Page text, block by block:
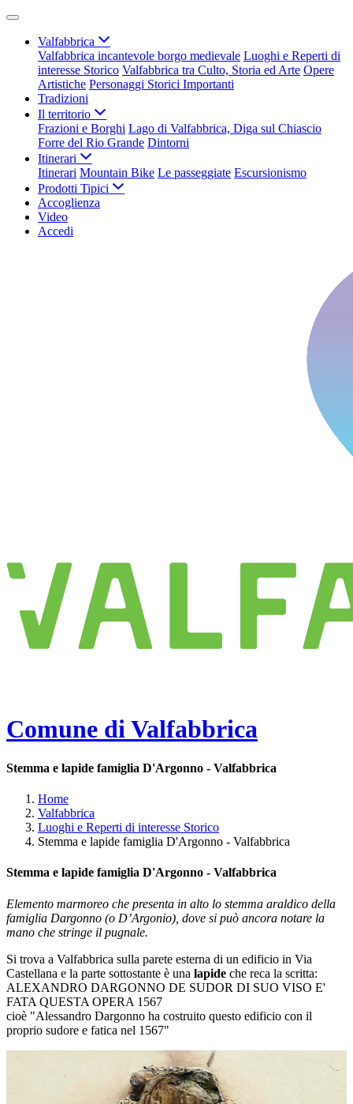
Valfabbrica
Valfabbrica incantevole borgo medievale Luoghi e Reperti di
interesse Storico Valfabbrica tra Culto, Storia ed Arte Opere
Artistiche Personaggi Storici Importanti
Tradizioni
Il territorio
Frazioni e Borghi Lago di Valfabbrica, Diga sul Chiascio
Forre del Rio Grande Dintorni
Itinerari
Itinerari Mountain Bike Le passeggiate Escursionismo
Prodotti Tipici
Accoglienza
Video
Accedi
Comune di Valfabbrica
Stemma e lapide famiglia D'Argonno - Valfabbrica
Home
Valfabbrica
Luoghi e Reperti di interesse Storico
Stemma e lapide famiglia D'Argonno - Valfabbrica
Stemma e lapide famiglia D'Argonno - Valfabbrica
Elemento marmoreo che presenta in alto lo stemma araldico della
famiglia Dargonno (o D’Argonio), dove si può ancora notare la
mano che stringe il pugnale.
Si trova a Valfabbrica sulla parete esterna di un edificio in Via
Castellana e la parte sottostante è una lapide che reca la scritta:
ALEXANDRO DARGONNO DE SUDOR DI SUO VISO E'
FATA QUESTA OPERA 1567
cioè "Alessandro Dargonno ha costruito questo edificio con il
proprio sudore e fatica nel 1567"